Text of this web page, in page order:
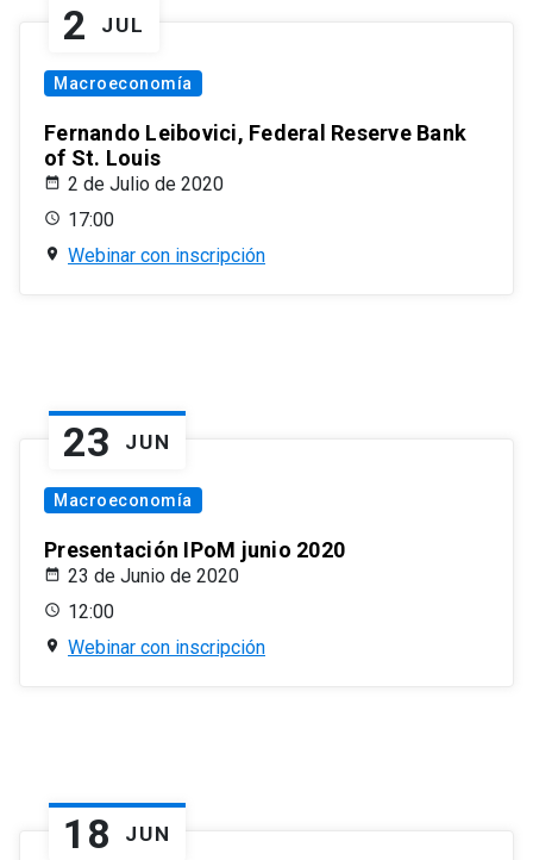
2 JUL
Macroeconomía
Fernando Leibovici, Federal Reserve Bank
of St. Louis
2 de Julio de 2020
17:00
Webinar con inscripción
23 JUN
Macroeconomía
Presentación IPoM junio 2020
23 de Junio de 2020
12:00
Webinar con inscripción
18 JUN